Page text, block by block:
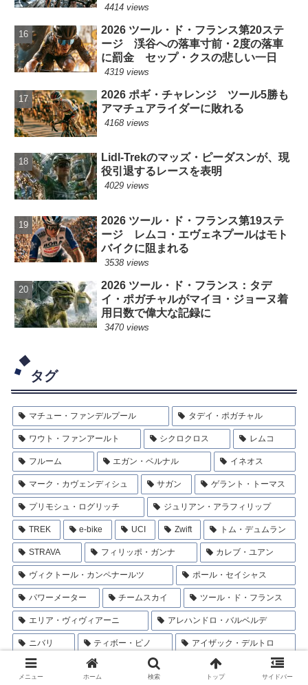
4414 views
2026 ツール・ド・フランス第20ステ
ージ 渓谷への落車寸前・2度の落車
に罰金 セップ・クスの悲しい一日
4319 views
2026 ポギ・チャレンジ ツール5勝も
アマチュアライダーに敗れる
4168 views
Lidl-Trekのマッズ・ピーダスンが、現
役引退するレースを表明
4029 views
2026 ツール・ド・フランス第19ステ
ージ レムコ・エヴェネプールはモト
バイクに阻まれる
3538 views
2026 ツール・ド・フランス：タデ
イ・ポガチャルがマイヨ・ジョーヌ着
用日数で偉大な記録に
3470 views
タグ
マチュー・ファンデルプール タデイ・ポガチャル
ワウト・ファンアールト シクロクロス レムコ
フルーム エガン・ベルナル イネオス
マーク・カヴェンディシュ サガン ゲラント・トーマス
プリモシュ・ログリッチ ジュリアン・アラフィリップ
TREK e-bike UCI Zwift トム・デュムラン
STRAVA フィリッポ・ガンナ カレブ・ユアン
ヴィクトール・カンペナールツ ポール・セイシャス
パワーメーター チームスカイ ツール・ド・フランス
エリア・ヴィヴィアーニ アレハンドロ・バルベルデ
ニバリ ティボー・ピノ アイザック・デルトロ
アンドレ・グライペル ミハウ・クフィアトコフスキ
メニュー ホーム 検索 トップ サイドバー